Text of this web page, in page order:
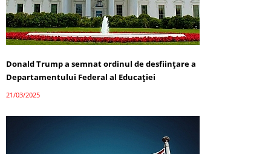
Donald Trump a semnat ordinul de desființare a
Departamentului Federal al Educației
21/03/2025